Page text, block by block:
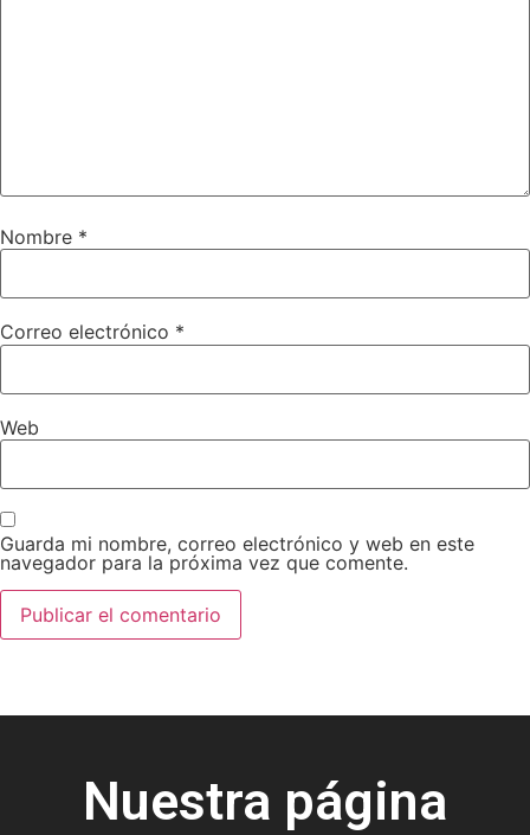
Nombre *
Correo electrónico *
Web
Guarda mi nombre, correo electrónico y web en este
navegador para la próxima vez que comente.
Nuestra página